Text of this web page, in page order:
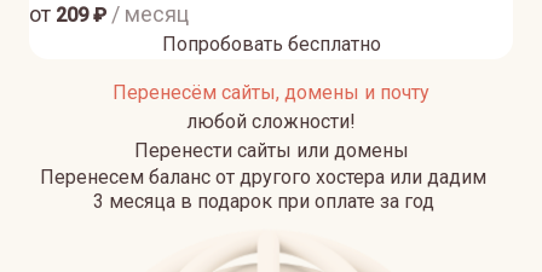
от 209₽ / месяц
Попробовать бесплатно
Перенесём сайты, домены и почту
любой сложности!
Перенести сайты или домены
Перенесем баланс от другого хостера или дадим
3 месяца в подарок при оплате за год